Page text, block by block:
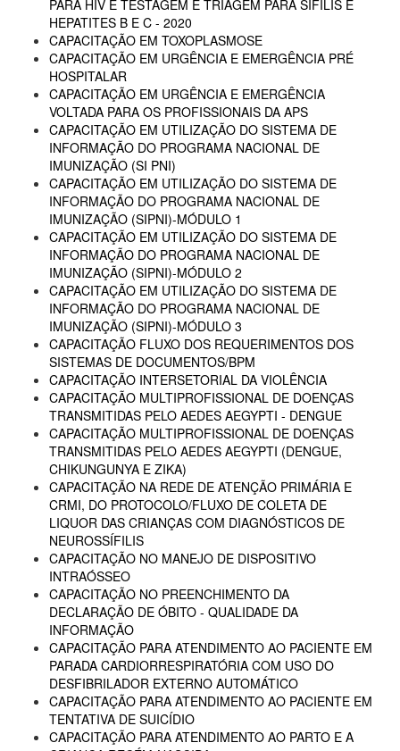
PARA HIV E TESTAGEM E TRIAGEM PARA SÍFILIS E
HEPATITES B E C - 2020
CAPACITAÇÃO EM TOXOPLASMOSE
CAPACITAÇÃO EM URGÊNCIA E EMERGÊNCIA PRÉ
HOSPITALAR
CAPACITAÇÃO EM URGÊNCIA E EMERGÊNCIA
VOLTADA PARA OS PROFISSIONAIS DA APS
CAPACITAÇÃO EM UTILIZAÇÃO DO SISTEMA DE
INFORMAÇÃO DO PROGRAMA NACIONAL DE
IMUNIZAÇÃO (SI PNI)
CAPACITAÇÃO EM UTILIZAÇÃO DO SISTEMA DE
INFORMAÇÃO DO PROGRAMA NACIONAL DE
IMUNIZAÇÃO (SIPNI)-MÓDULO 1
CAPACITAÇÃO EM UTILIZAÇÃO DO SISTEMA DE
INFORMAÇÃO DO PROGRAMA NACIONAL DE
IMUNIZAÇÃO (SIPNI)-MÓDULO 2
CAPACITAÇÃO EM UTILIZAÇÃO DO SISTEMA DE
INFORMAÇÃO DO PROGRAMA NACIONAL DE
IMUNIZAÇÃO (SIPNI)-MÓDULO 3
CAPACITAÇÃO FLUXO DOS REQUERIMENTOS DOS
SISTEMAS DE DOCUMENTOS/BPM
CAPACITAÇÃO INTERSETORIAL DA VIOLÊNCIA
CAPACITAÇÃO MULTIPROFISSIONAL DE DOENÇAS
TRANSMITIDAS PELO AEDES AEGYPTI - DENGUE
CAPACITAÇÃO MULTIPROFISSIONAL DE DOENÇAS
TRANSMITIDAS PELO AEDES AEGYPTI (DENGUE,
CHIKUNGUNYA E ZIKA)
CAPACITAÇÃO NA REDE DE ATENÇÃO PRIMÁRIA E
CRMI, DO PROTOCOLO/FLUXO DE COLETA DE
LIQUOR DAS CRIANÇAS COM DIAGNÓSTICOS DE
NEUROSSÍFILIS
CAPACITAÇÃO NO MANEJO DE DISPOSITIVO
INTRAÓSSEO
CAPACITAÇÃO NO PREENCHIMENTO DA
DECLARAÇÃO DE ÓBITO - QUALIDADE DA
INFORMAÇÃO
CAPACITAÇÃO PARA ATENDIMENTO AO PACIENTE EM
PARADA CARDIORRESPIRATÓRIA COM USO DO
DESFIBRILADOR EXTERNO AUTOMÁTICO
CAPACITAÇÃO PARA ATENDIMENTO AO PACIENTE EM
TENTATIVA DE SUICÍDIO
CAPACITAÇÃO PARA ATENDIMENTO AO PARTO E A